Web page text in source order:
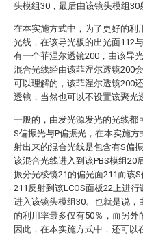
头模组30，最后由该镜头模组30
在本实施方式中，为了更好的利
光线，在该导光板的出光面112
有一个菲涅尔透镜200，由该导
混合光线经由该菲涅尔透镜200
可以理解的，该菲涅尔透镜200
透镜，当然也可以不设置该聚光
一般的，由发光源发光的光线都
S偏振光与P偏振光，在本实施
射出来的混合光线是包含有S偏
该混合光线进入到该PBS模组20
振分光棱镜21的偏光面211而该
211反射到该LCOS面板22上进
进入该镜头模组30。也就是说，
的利用率最多仅有50％，而另外
因此，在本实施方式中，还可以